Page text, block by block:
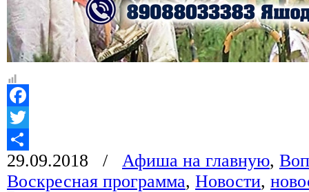
Facebook
Twitter
Отправить
29.09.2018 / Афиша на главную,
Воскресная программа, Новости,